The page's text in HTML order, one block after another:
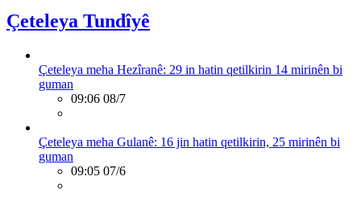
Çeteleya Tundîyê
Çeteleya meha Hezîranê: 29 in hatin qetilkirin 14 mirinên bi
guman
09:06 08/7
Çeteleya meha Gulanê: 16 jin hatin qetilkirin, 25 mirinên bi
guman
09:05 07/6